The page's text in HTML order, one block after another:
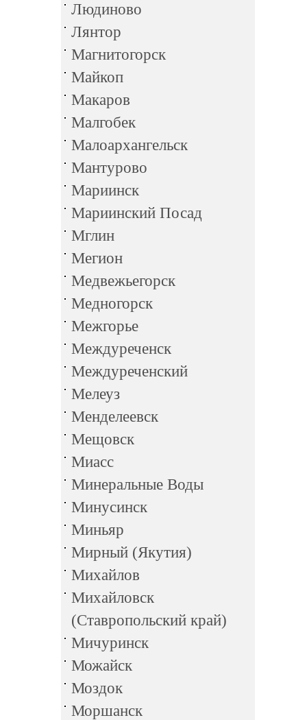
Людиново
Лянтор
Магнитогорск
Майкоп
Макаров
Малгобек
Малоархангельск
Мантурово
Мариинск
Мариинский Посад
Мглин
Мегион
Медвежьегорск
Медногорск
Межгорье
Междуреченск
Междуреченский
Мелеуз
Менделеевск
Мещовск
Миасс
Минеральные Воды
Минусинск
Миньяр
Мирный (Якутия)
Михайлов
Михайловск
(Ставропольский край)
Мичуринск
Можайск
Моздок
Моршанск